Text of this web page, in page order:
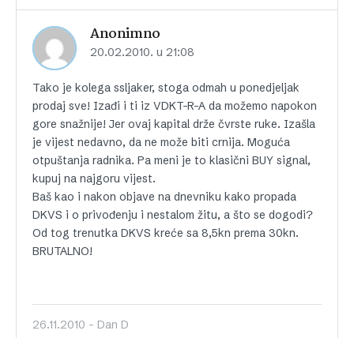
Anonimno
20.02.2010. u 21:08
Tako je kolega ssljaker, stoga odmah u ponedjeljak
prodaj sve! Izađi i ti iz VDKT-R-A da možemo napokon
gore snažnije! Jer ovaj kapital drže čvrste ruke. Izašla
je vijest nedavno, da ne može biti crnija. Moguća
otpuštanja radnika. Pa meni je to klasični BUY signal,
kupuj na najgoru vijest.
Baš kao i nakon objave na dnevniku kako propada
DKVS i o privođenju i nestalom žitu, a što se dogodi?
Od tog trenutka DKVS kreće sa 8,5kn prema 30kn.
BRUTALNO!
26.11.2010 - Dan D